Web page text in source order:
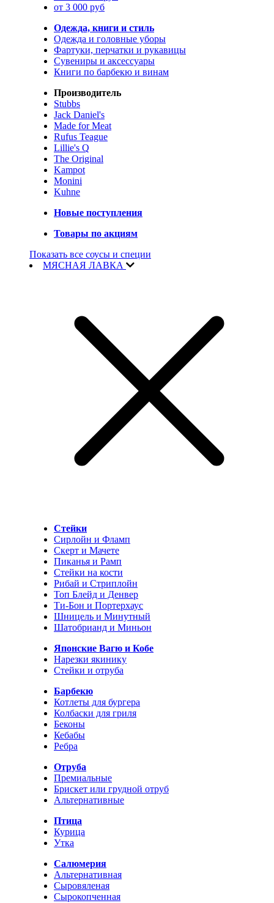
от 3 000 руб
Одежда, книги и стиль
Одежда и головные уборы
Фартуки, перчатки и рукавицы
Сувениры и аксессуары
Книги по барбекю и винам
Производитель
Stubbs
Jack Daniel's
Made for Meat
Rufus Teague
Lillie's Q
The Original
Kampot
Monini
Kuhne
Новые поступления
Товары по акциям
Показать все соусы и специи
МЯСНАЯ ЛАВКА
Стейки
Сирлойн и Фламп
Скерт и Мачете
Пиканья и Рамп
Стейки на кости
Рибай и Стриплойн
Топ Блейд и Денвер
Ти-Бон и Портерхаус
Шницель и Минутный
Шатобрианд и Миньон
Японские Вагю и Кобе
Нарезки якинику
Стейки и отруба
Барбекю
Котлеты для бургера
Колбаски для гриля
Беконы
Кебабы
Ребра
Отруба
Премиальные
Брискет или грудной отруб
Альтернативные
Птица
Курица
Утка
Салюмерия
Альтернативная
Сыровяленая
Сырокопченная